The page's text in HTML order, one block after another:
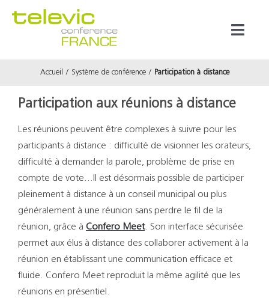
Support
Accueil Système de conférence Participation à distance
Participation aux réunions à distance
Les réunions peuvent être complexes à suivre pour les
participants à distance : difficulté de visionner les orateurs,
difficulté à demander la parole, problème de prise en
compte de vote…Il est désormais possible de participer
pleinement à distance à un conseil municipal ou plus
généralement à une réunion sans perdre le fil de la
réunion, grâce à Confero Meet. Son interface sécurisée
permet aux élus à distance des collaborer activement à la
réunion en établissant une communication efficace et
fluide. Confero Meet reproduit la même agilité que les
réunions en présentiel.